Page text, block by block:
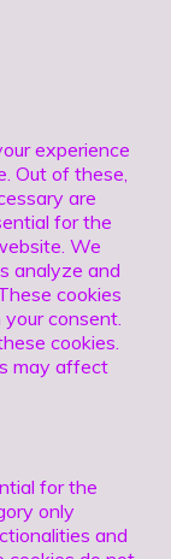
experience
Out of these,
are
for the
We
analyze and
cookies
consent.
cookies.
may affect
for the
only
and